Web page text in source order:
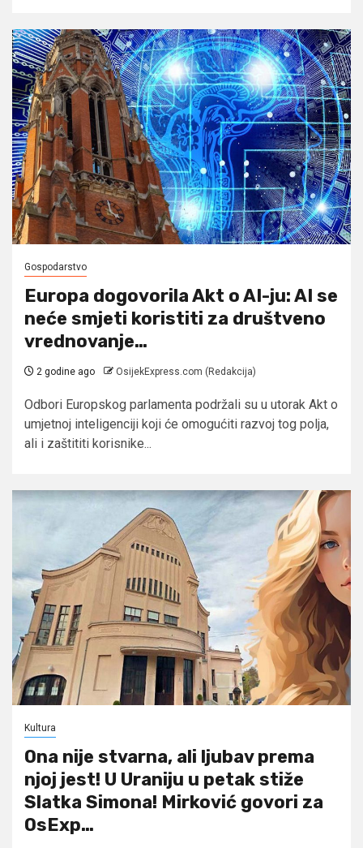
Gospodarstvo
Europa dogovorila Akt o AI-ju: AI se
neće smjeti koristiti za društveno
vrednovanje…
2 godine ago OsijekExpress.com (Redakcija)
Odbori Europskog parlamenta podržali su u utorak Akt o
umjetnoj inteligenciji koji će omogućiti razvoj tog polja,
ali i zaštititi korisnike...
Kultura
Ona nije stvarna, ali ljubav prema
njoj jest! U Uraniju u petak stiže
Slatka Simona! Mirković govori za
OsExp…